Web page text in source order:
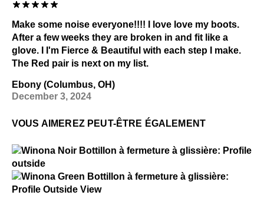
Make some noise everyone!!!! I love love my boots.
After a few weeks they are broken in and fit like a
glove. I I'm Fierce & Beautiful with each step I make.
The Red pair is next on my list.
Ebony (Columbus, OH)
December 3, 2024
VOUS AIMEREZ PEUT-ÊTRE ÉGALEMENT
Winona